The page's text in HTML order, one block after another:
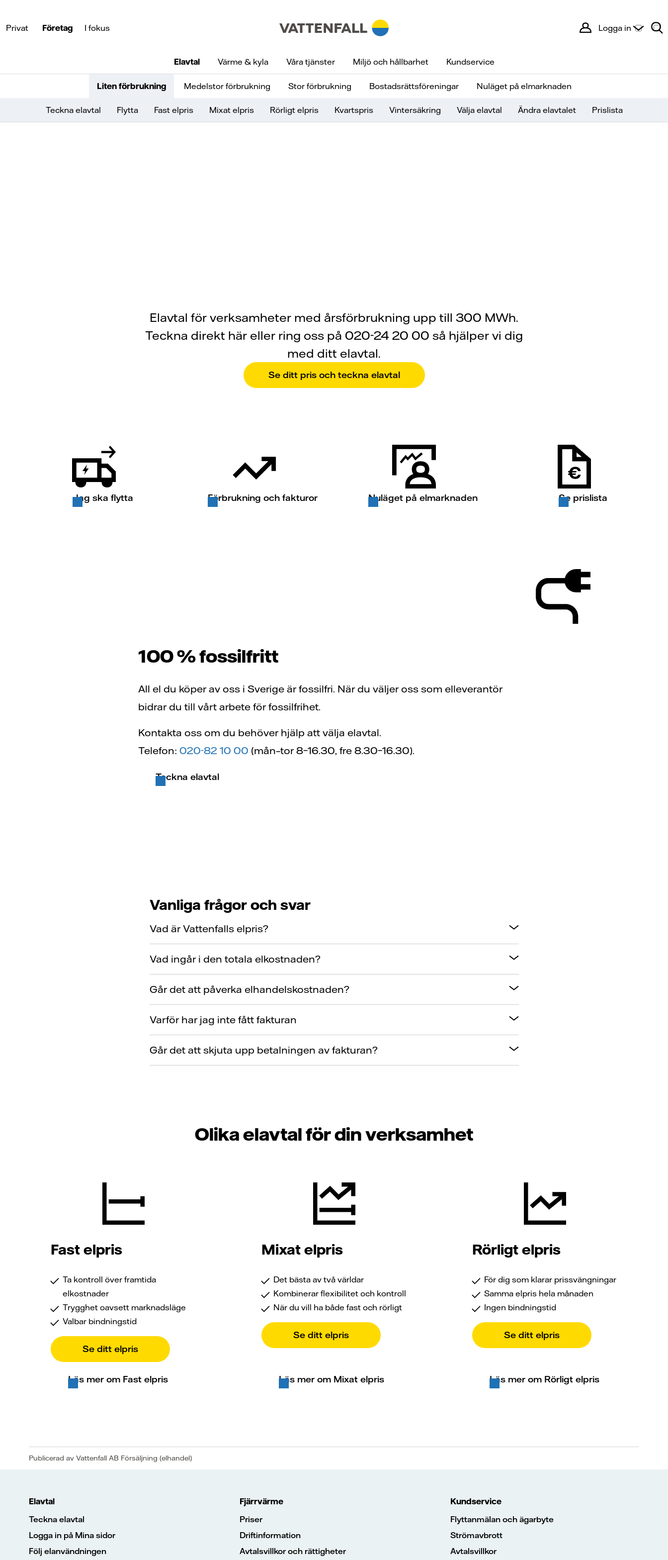
Privat Företag I fokus Logga in
Elavtal Värme & kyla Våra tjänster Miljö och hållbarhet Kundservice
Liten förbrukning Medelstor förbrukning Stor förbrukning Bostadsrättsföreningar Nuläget på elmarknaden
Teckna elavtal Flytta Fast elpris Mixat elpris Rörligt elpris Kvartspris Vintersäkring Välja elavtal Ändra elavtalet Prislista
Elavtal för verksamheter med årsförbrukning upp till 300 MWh.
Teckna direkt här eller ring oss på 020-24 20 00 så hjälper vi dig
med ditt elavtal.
Se ditt pris och teckna elavtal
Jag ska flytta Förbrukning och fakturor Nuläget på elmarknaden Se prislista
100 % fossilfritt
All el du köper av oss i Sverige är fossilfri. När du väljer oss som elleverantör
bidrar du till vårt arbete för fossilfrihet.
Kontakta oss om du behöver hjälp att välja elavtal.
Telefon: 020-82 10 00 (mån–tor 8–16.30, fre 8.30–16.30).
Teckna elavtal
Vanliga frågor och svar
Vad är Vattenfalls elpris?
Vad ingår i den totala elkostnaden?
Går det att påverka elhandelskostnaden?
Varför har jag inte fått fakturan
Går det att skjuta upp betalningen av fakturan?
Olika elavtal för din verksamhet
Fast elpris
Ta kontroll över framtida
elkostnader
Trygghet oavsett marknadsläge
Valbar bindningstid
Se ditt elpris
Läs mer om Fast elpris
Mixat elpris
Det bästa av två världar
Kombinerar flexibilitet och kontroll
När du vill ha både fast och rörligt
Se ditt elpris
Läs mer om Mixat elpris
Rörligt elpris
För dig som klarar prissvängningar
Samma elpris hela månaden
Ingen bindningstid
Se ditt elpris
Läs mer om Rörligt elpris
Publicerad av Vattenfall AB Försäljning (elhandel)
Elavtal
Teckna elavtal
Logga in på Mina sidor
Följ elanvändningen
Fjärrvärme
Priser
Driftinformation
Avtalsvillkor och rättigheter
Kundservice
Flyttanmälan och ägarbyte
Strömavbrott
Avtalsvillkor